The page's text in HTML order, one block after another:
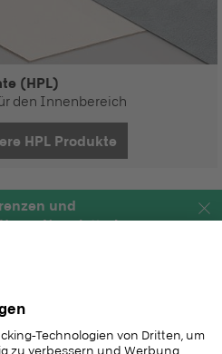
(HPL)
den Innenbereich
HPL Produkte
und
Newsletter!
MAGAZIN